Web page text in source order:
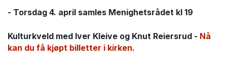
- Torsdag 4. april samles Menighetsrådet kl 19
Kulturkveld med Iver Kleive og Knut Reiersrud - Nå
kan du få kjøpt billetter i kirken.